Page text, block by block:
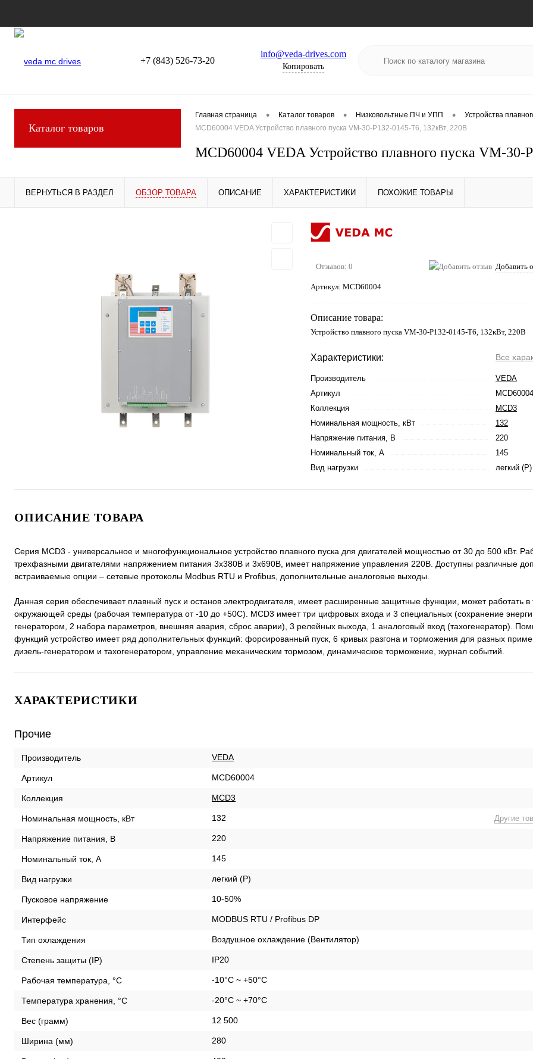
+7 (843) 526-73-20
info@veda-drives.com
Копировать
Каталог товаров
Главная страница • Каталог товаров • Низковольтные ПЧ и УПП •
Устройства
MCD60004 VEDA Устройство плавного пуска VM-30-P132-0145-T6, 132кВт, 220В
MCD60004 VEDA Устройство плавного пуска VM-30-
ВЕРНУТЬСЯ В РАЗДЕЛ ОБЗОР ТОВАРА ОПИСАНИЕ ХАРАКТЕРИСТИКИ ПОХОЖИЕ ТОВАРЫ
Отзывов: 0 Добавить
Артикул: MCD60004
Описание товара:
Устройство плавного пуска VM-30-P132-0145-T6, 132кВт, 220В
Характеристики: Все
Производитель
VEDA
Артикул
MCD60004
Коллекция
MCD3
Номинальная мощность, кВт
132
Напряжение питания, В
220
Номинальный ток, А
145
Вид нагрузки
легкий (P)
ОПИСАНИЕ ТОВАРА
Серия MCD3 - универсальное и многофункциональное устройство плавного пуска для двигателей мощностью от 30 до 500 кВт.
трехфазными двигателями напряжением питания 3х380В и 3х690В, имеет напряжение управления 220В. Доступны различные
встраиваемые опции – сетевые протоколы Modbus RTU и Profibus, дополнительные аналоговые выходы.
Данная серия обеспечивает плавный пуск и останов электродвигателя, имеет расширенные защитные функции, может работать в
окружающей среды (рабочая температура от -10 до +50С). MCD3 имеет три цифровых входа и 3 специальных (сохранение
генератором, 2 набора параметров, внешняя авария, сброс аварии), 3 релейных выхода, 1 аналоговый вход (тахогенератор).
функций устройство имеет ряд дополнительных функций: форсированный пуск, 6 кривых разгона и торможения для разных
дизель-генератором и тахогенератором, управление механическим тормозом, динамическое торможение, журнал событий.
ХАРАКТЕРИСТИКИ
Прочие
Производитель VEDA
Артикул MCD60004
Коллекция MCD3
Номинальная мощность, кВт 132 Другие
Напряжение питания, В 220
Номинальный ток, А 145
Вид нагрузки легкий (P)
Пусковое напряжение 10-50%
Интерфейс MODBUS RTU / Profibus DP
Тип охлаждения Воздушное охлаждение (Вентилятор)
Степень защиты (IP) IP20
Рабочая температура, °С -10°C ~ +50°C
Температура хранения, °С -20°C ~ +70°C
Вес (грамм) 12 500
Ширина (мм) 280